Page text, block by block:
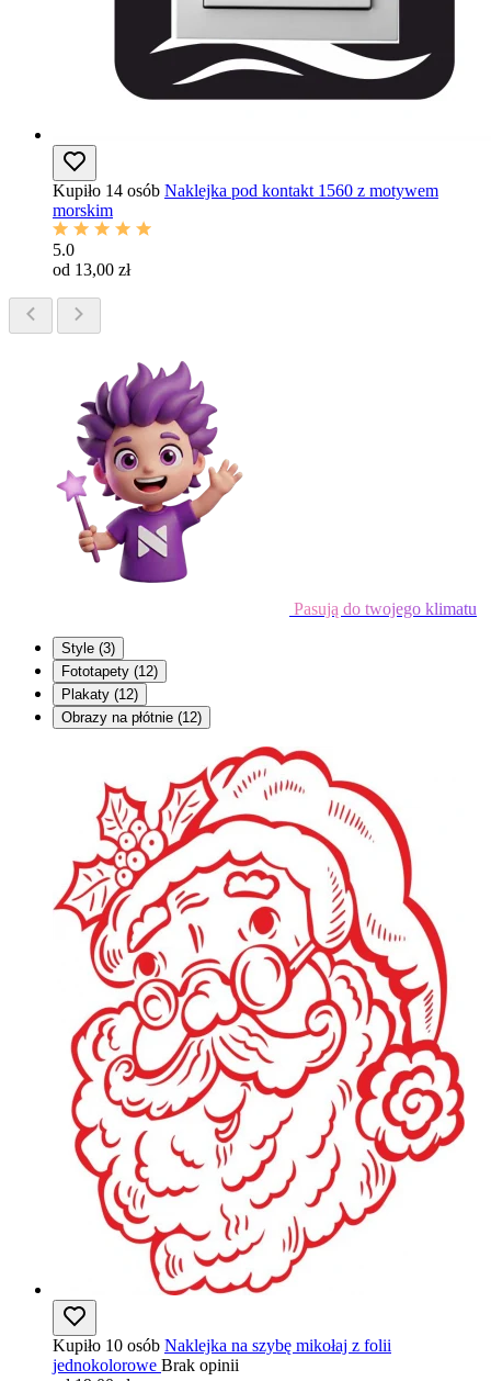
Kupiło 14 osób Naklejka pod kontakt 1560 z motywem
morskim
5.0
od 13,00 zł
Pasują do twojego klimatu
Style (3)
Fototapety (12)
Plakaty (12)
Obrazy na płótnie (12)
Kupiło 10 osób Naklejka na szybę mikołaj z folii
jednokolorowe Brak opinii